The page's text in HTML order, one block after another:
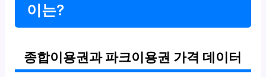
이는?
종합이용권과 파크이용권 가격 데이터